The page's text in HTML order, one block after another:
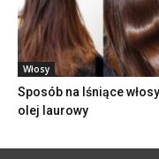
Włosy
Sposób na lśniące
olej laurowy